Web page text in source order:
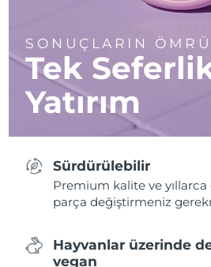
SONUÇLARIN ÖMRÜ
Tek
Yatırım
Sürdürülebilir
Premium kalite ve
parça değiştirmeniz
Hayvanlar üzerinde
vegan